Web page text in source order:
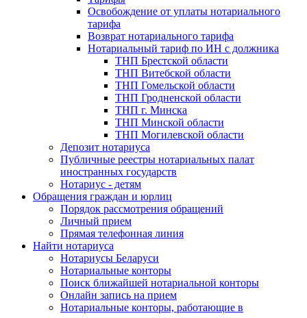
Освобождение от уплаты нотариального
тарифа
Возврат нотариального тарифа
Нотариальный тариф по ИН с должника
ТНП Брестской области
ТНП Витебской области
ТНП Гомельской области
ТНП Гродненской области
ТНП г. Минска
ТНП Минской области
ТНП Могилевской области
Депозит нотариуса
Публичные реестры нотариальных палат
иностранных государств
Нотариус - детям
Обращения граждан и юрлиц
Порядок рассмотрения обращений
Личный прием
Прямая телефонная линия
Найти нотариуса
Нотариусы Беларуси
Нотариальные конторы
Поиск ближайшей нотариальной конторы
Онлайн запись на прием
Нотариальные конторы, работающие в